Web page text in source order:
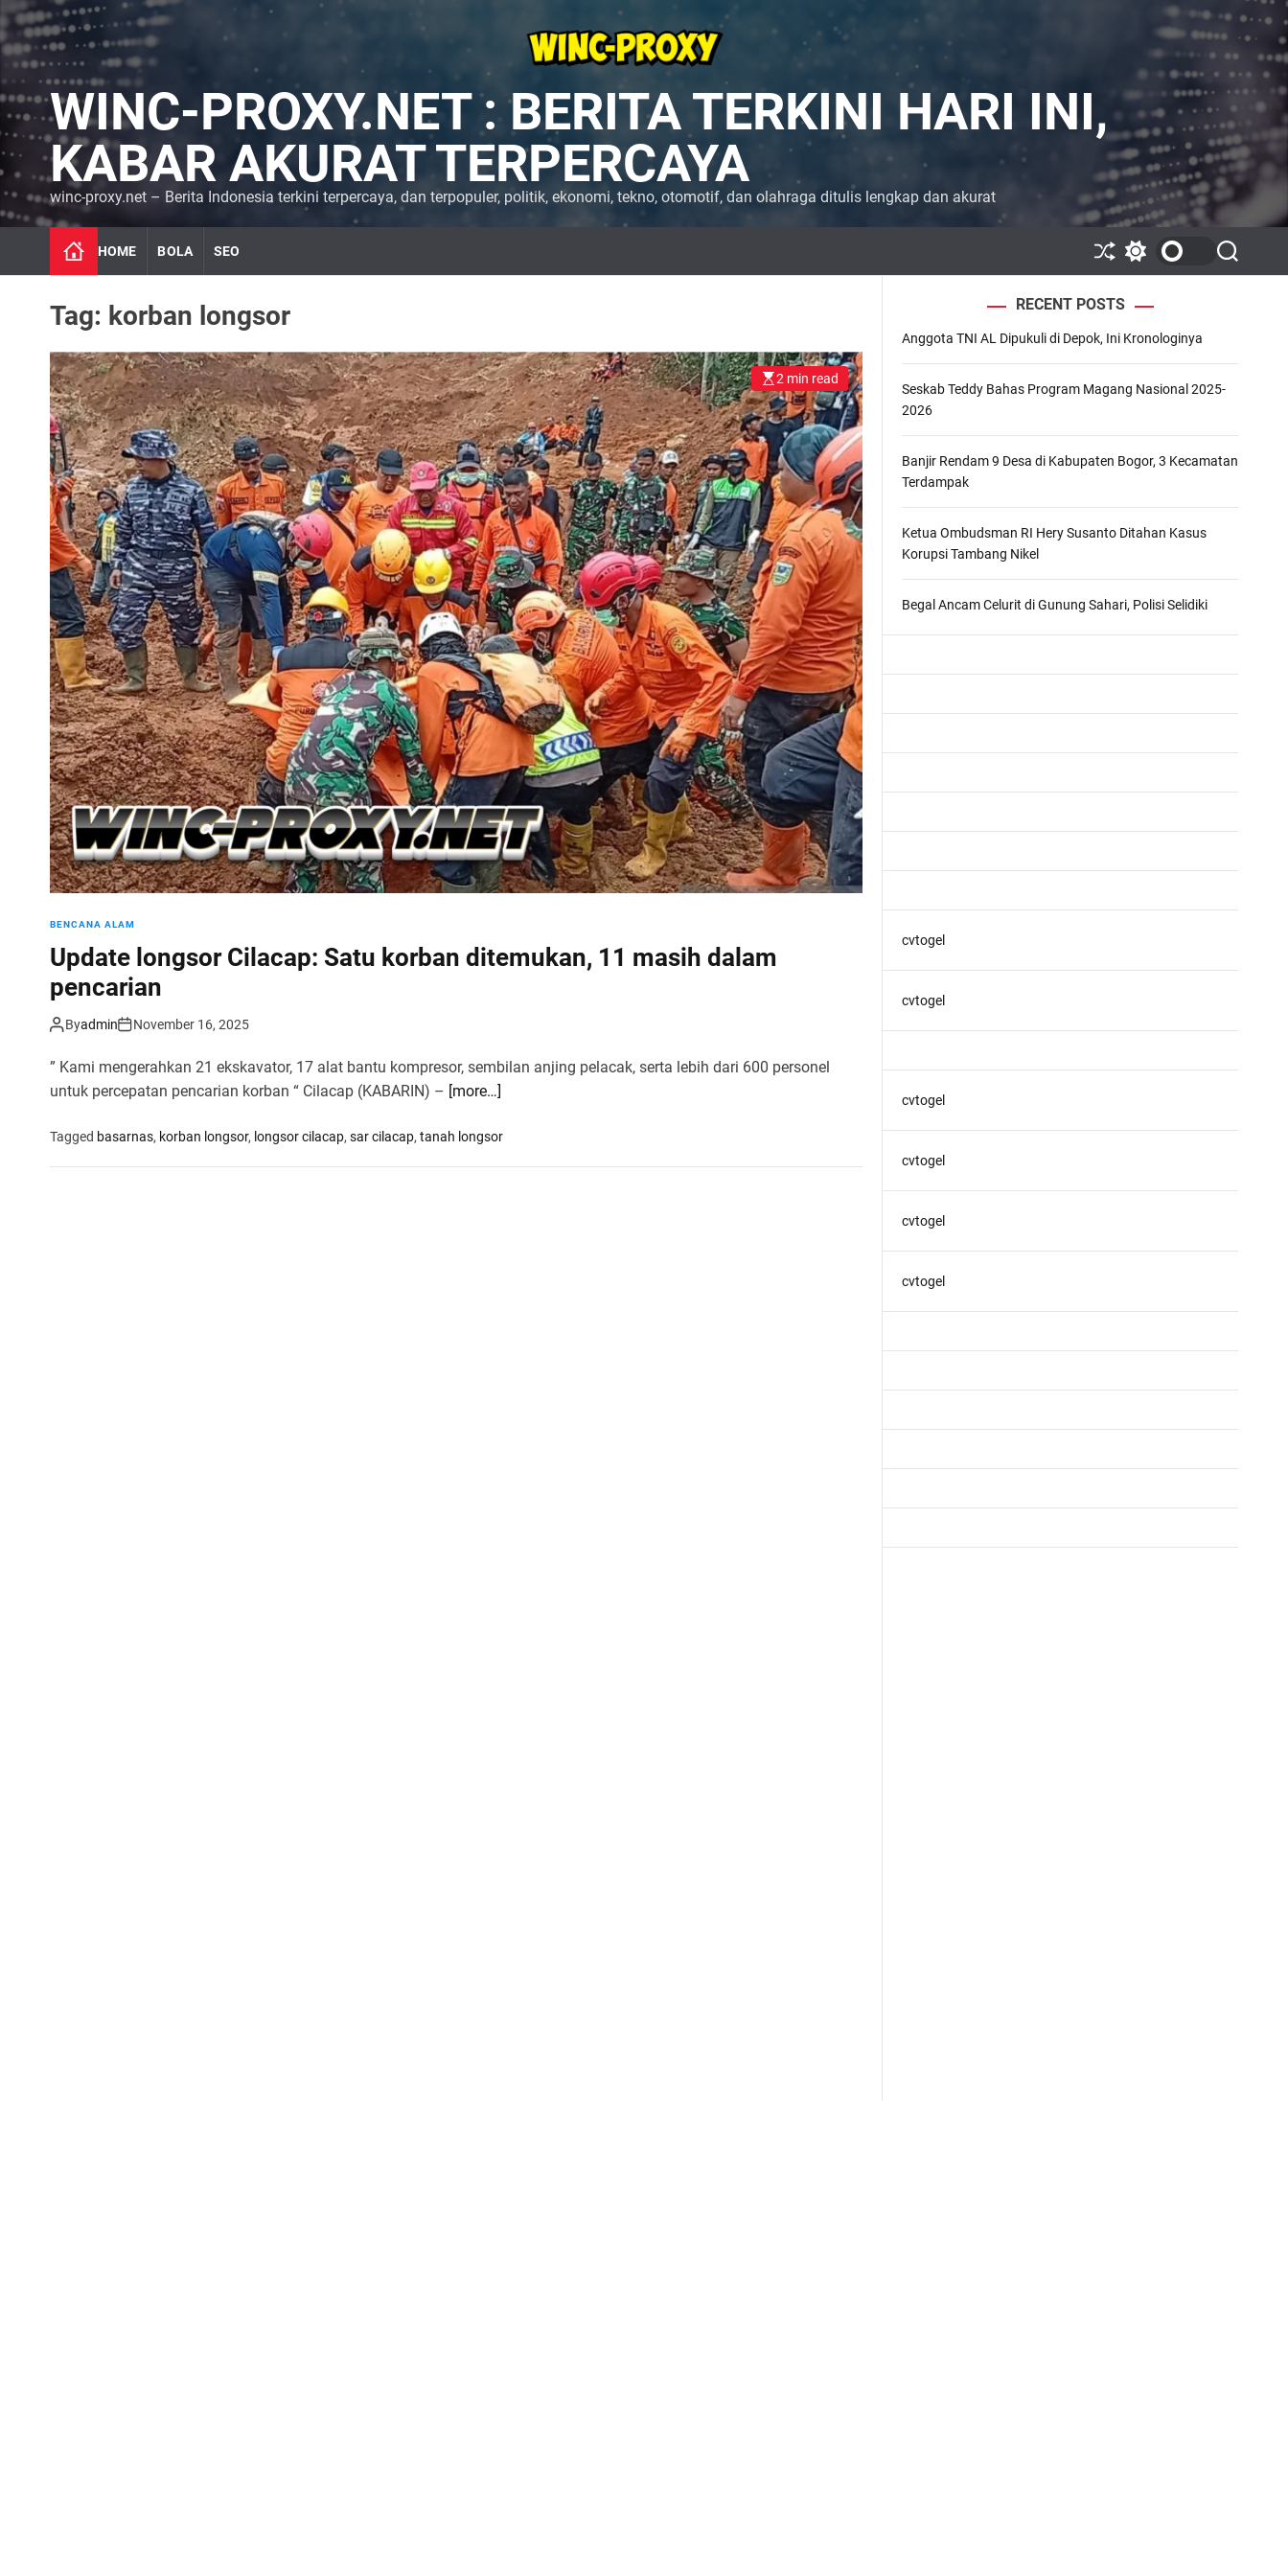
k
t
c
o
n
e
WINC-PROXY.NET : BERITA TERKINI HARI INI,
KABAR AKURAT TERPERCAYA
winc-proxy.net – Berita Indonesia terkini terpercaya, dan terpopuler, politik, ekonomi, tekno, otomotif, dan olahraga ditulis lengkap dan akurat
HOME BOLA SEO
S
h
ff
e
S
w
t
h
l
m
o
d
S
e
Tag: korban longsor
2 min read
BENCANA ALAM
Update longsor Cilacap: Satu korban ditemukan, 11 masih dalam
pencarian
Byadmin November 16, 2025
” Kami mengerahkan 21 ekskavator, 17 alat bantu kompresor, sembilan anjing pelacak, serta lebih dari 600 personel
untuk percepatan pencarian korban “ Cilacap (KABARIN) – [more…]
Tagged basarnas, korban longsor, longsor cilacap, sar cilacap, tanah longsor
RECENT POSTS
Anggota TNI AL Dipukuli di Depok, Ini Kronologinya
Seskab Teddy Bahas Program Magang Nasional 2025-
2026
Banjir Rendam 9 Desa di Kabupaten Bogor, 3 Kecamatan
Terdampak
Ketua Ombudsman RI Hery Susanto Ditahan Kasus
Korupsi Tambang Nikel
Begal Ancam Celurit di Gunung Sahari, Polisi Selidiki
cvtogel
cvtogel
cvtogel
cvtogel
cvtogel
cvtogel